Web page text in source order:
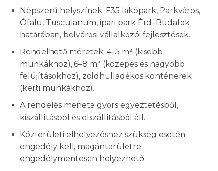
Népszerű helyszínek: F35 lakópark, Parkváros,
Ófalu, Tusculanum, ipari park Érd–Budafok
határában, belvárosi vállalkozói fejlesztések.
Rendelhető méretek: 4–5 m³ (kisebb
munkákhoz), 6–8 m³ (közepes és nagyobb
felújításokhoz), zöldhulladékos konténerek
(kerti munkákhoz).
A rendelés menete gyors egyeztetésből,
kiszállításból és elszállításból áll.
Közterületi elhelyezéshez szükség esetén
engedély kell, magánterületre
engedélymentesen helyezhető.